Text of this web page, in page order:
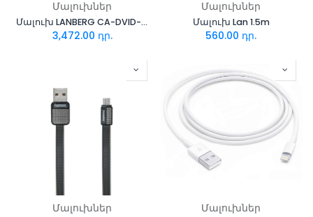
Մալուխներ
Մալուխ LANBERG CA-DVID-10CC-0018-BK DVI-D(M)(24+1)->DVI-D(M)(24+1) DUAL LINK 1.8M BLACK
3,472.00 դր.
Մալուխներ
Մալուխ Lan 1.5m
560.00 դր.
Մալուխներ Մալուխներ